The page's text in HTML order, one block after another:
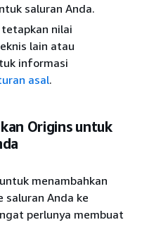
saluran Anda.
nilai
lain atau
informasi
asal.
Origins untuk
menambahkan
saluran Anda ke
perlunya membuat